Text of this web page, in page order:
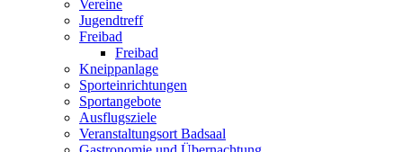
Vereine
Jugendtreff
Freibad
Freibad
Kneippanlage
Sporteinrichtungen
Sportangebote
Ausflugsziele
Veranstaltungsort Badsaal